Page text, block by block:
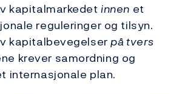
kapitalmarkedetinnen et
reguleringer og tilsyn.
kapitalbevegelserpå tvers
krever samordning og
internasjonale plan.